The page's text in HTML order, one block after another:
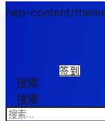
/wp-content/
签到
搜索
搜索